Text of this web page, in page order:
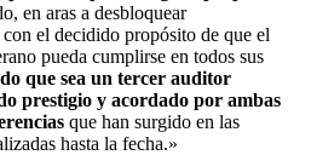
en aras a desbloquear
el decidido propósito de que el
pueda cumplirse en todos sus
que sea un tercer auditor
prestigio y acordado por ambas
que han surgido en las
hasta la fecha.»